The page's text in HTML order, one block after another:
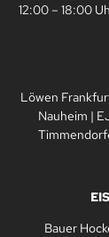
12:00 – 18:00
Löwen
Nauheim |
Bauer